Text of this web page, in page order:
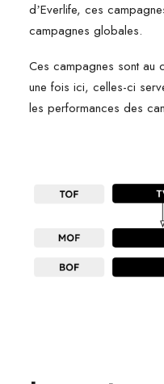
dʼEverlife, ces
campagnes globales.
Ces campagnes sont au
une fois ici, celles-ci
les performances des